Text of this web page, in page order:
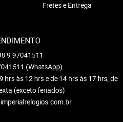
Fretes e Entrega
9 97041511
(WhatsApp)
às 12 hrs e de 14 hrs às 17 hrs, de
(exceto feriados)